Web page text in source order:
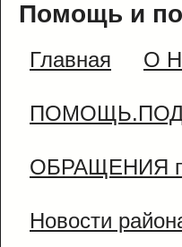
Помощь и
Главная О
ОБРАЩЕНИЯ
Новости